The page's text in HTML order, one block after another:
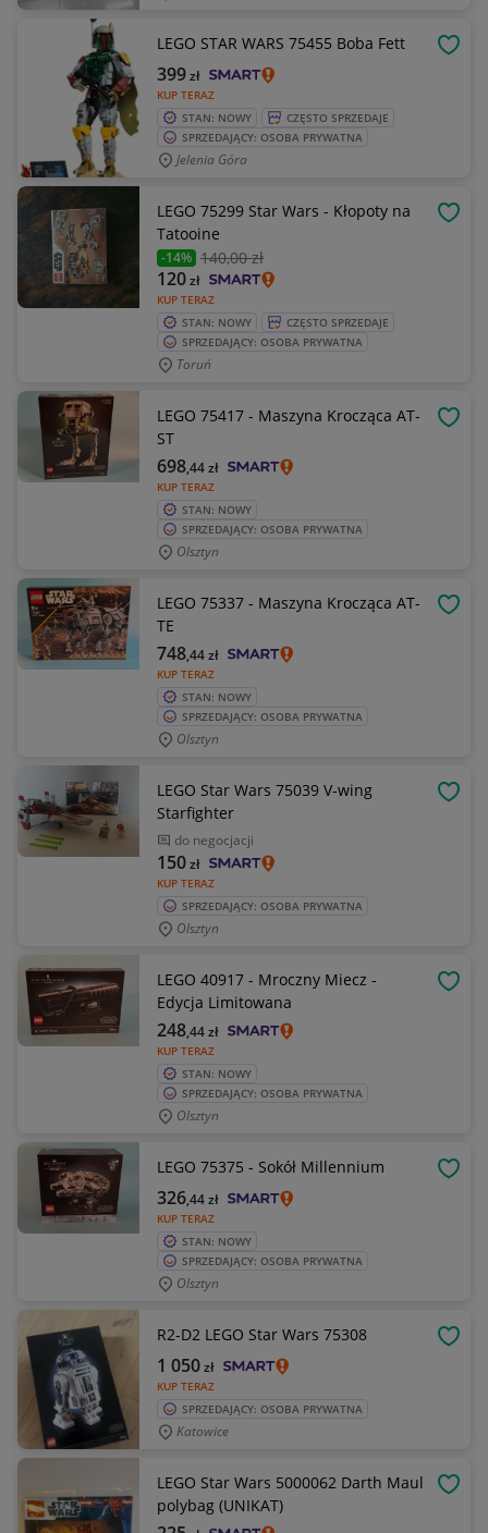
LEGO STAR WARS 75455 Boba Fett
KUP TERAZ
399zł
STAN: NOWY
CZĘSTO SPRZEDAJE
SPRZEDAJĄCY: OSOBA PRYWATNA
Jelenia Góra
LEGO 75299 Star Wars - Kłopoty na
Tatooine
-14% 140,00 zł
KUP TERAZ
120zł
STAN: NOWY
CZĘSTO SPRZEDAJE
SPRZEDAJĄCY: OSOBA PRYWATNA
Toruń
LEGO 75417 - Maszyna Krocząca AT-
ST
KUP TERAZ
698,44zł
STAN: NOWY
SPRZEDAJĄCY: OSOBA PRYWATNA
Olsztyn
LEGO 75337 - Maszyna Krocząca AT-
TE
KUP TERAZ
748,44zł
STAN: NOWY
SPRZEDAJĄCY: OSOBA PRYWATNA
Olsztyn
LEGO Star Wars 75039 V-wing
Starfighter
do negocjacji
KUP TERAZ
150zł
SPRZEDAJĄCY: OSOBA PRYWATNA
Olsztyn
LEGO 40917 - Mroczny Miecz -
Edycja Limitowana
KUP TERAZ
248,44zł
STAN: NOWY
SPRZEDAJĄCY: OSOBA PRYWATNA
Olsztyn
LEGO 75375 - Sokół Millennium
KUP TERAZ
326,44zł
STAN: NOWY
SPRZEDAJĄCY: OSOBA PRYWATNA
Olsztyn
R2-D2 LEGO Star Wars 75308
KUP TERAZ
1 050zł
SPRZEDAJĄCY: OSOBA PRYWATNA
Katowice
LEGO Star Wars 5000062 Darth Maul
polybag (UNIKAT)